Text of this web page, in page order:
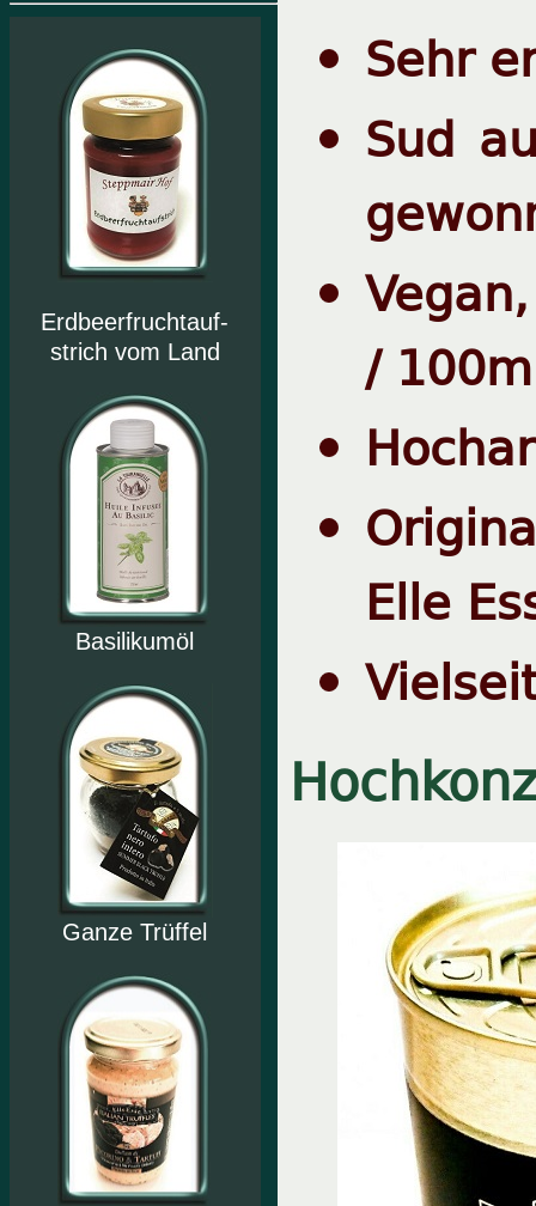
Erdbeerfruchtauf-
strich vom Land
Basilikumöl
Ganze Trüffel
Sehr
Sud
/
Elle